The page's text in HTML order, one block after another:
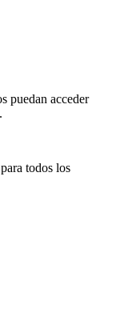
puedan acceder
todos los